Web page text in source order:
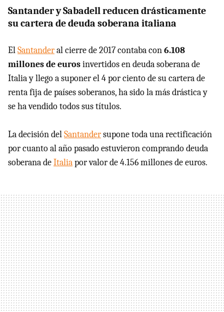
Santander y Sabadell reducen drásticamente
su cartera de deuda soberana italiana
ElSantanderal cierre de 2017 contaba con6.108
millones de eurosinvertidos en deuda soberana de
Italia y llego a suponer el 4 por ciento de su cartera de
renta fija de países soberanos, ha sido la más drástica y
se ha vendido todos sus títulos.
La decisión delSantandersupone toda una rectificación
por cuanto al año pasado estuvieron comprando deuda
soberana deItaliapor valor de 4.156 millones de euros.